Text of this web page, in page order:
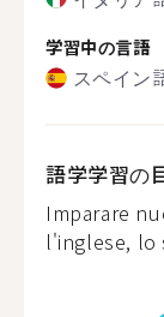
学習中の言語
スペイン
語学学習の
Imparare
l'inglese, lo